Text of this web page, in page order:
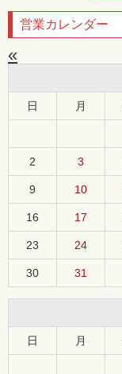
営業カレンダー
«
日 月
2 3
9 10
16 17
23 24
30 31
日 月